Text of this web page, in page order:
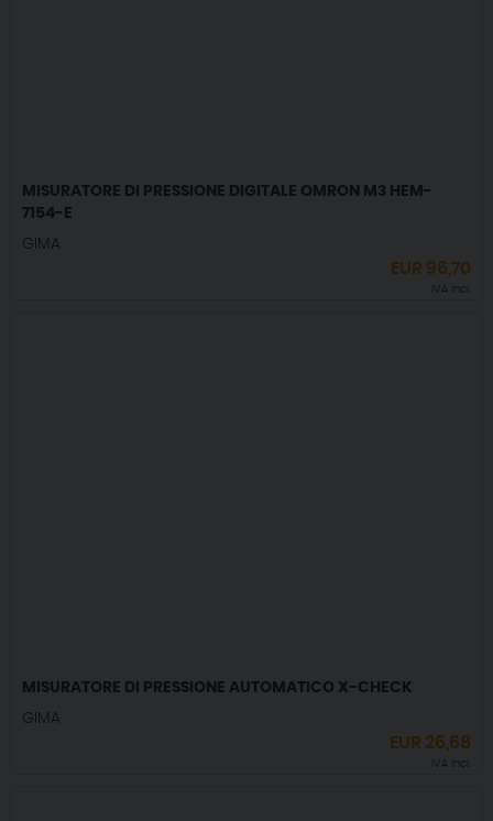
MISURATORE DI PRESSIONE DIGITALE OMRON M3 HEM-
7154-E
GIMA
EUR 96,70
IVA incl.
MISURATORE DI PRESSIONE AUTOMATICO X-CHECK
GIMA
EUR 26,68
IVA incl.